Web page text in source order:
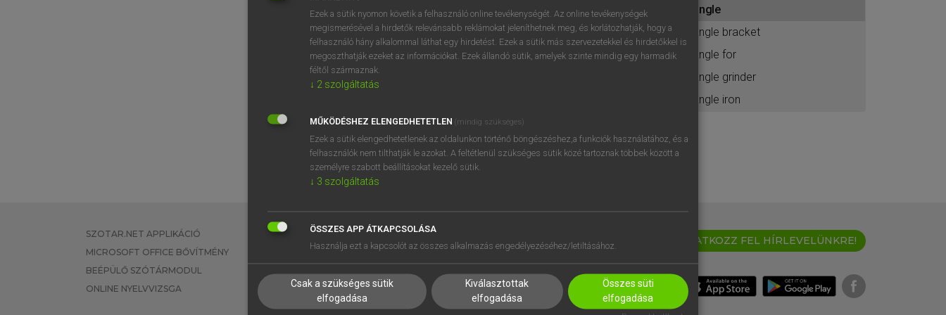
BELÉPÉS
próbaverziójának elindításához
regisztrálok ésbelépek.
REGISZTRÁCIÓ
angle
angle bracket
angle for
angle grinder
angle iron
SZOTAR.NET APPLIKÁCIÓ
MICROSOFT OFFICE BŐVÍTMÉNY
BEÉPÜLŐ SZÓTÁRMODUL
ONLINE NYELVVIZSGA
EGYÉNI FELHASZNÁLÓKNAK
TANULÓKNAK
VÁLLALATI MEGOLDÁSOK
SÚGÓ
RÓLUNK
SÜTI BEÁLLÍTÁSOK
IRATKOZZ FEL HÍRLEVELÜNKRE!
Ezek a sütik nyomon követik a felhasználó online tevékenységét. Az online tevékenységek
megismerésével a hirdetők relevánsabb reklámokat jeleníthetnek meg, és korlátozhatják, hogy a
felhasználó hány alkalommal láthat egy hirdetést. Ezek a sütik más szervezetekkel és hirdetőkkel is
megoszthatják ezeket az információkat. Ezek állandó sütik, amelyek szinte mindig egy harmadik
féltől származnak.
↓ 2 szolgáltatás
MŰKÖDÉSHEZ ELENGEDHETETLEN (mindig szükséges)
Ezek a sütik elengedhetetlenek az oldalunkon történő böngészéshez,a funkciók használatához, és a
felhasználók nem tilthatják le azokat. A feltétlenül szükséges sütik közé tartoznak többek között a
személyre szabott beállításokat kezelő sütik.
↓ 3 szolgáltatás
ÖSSZES APP ÁTKAPCSOLÁSA
Használja ezt a kapcsolót az összes alkalmazás engedélyezéséhez/letiltásához.
Csak a szükséges sütik
elfogadása
Kiválasztottak
elfogadása
Összes süti
elfogadása